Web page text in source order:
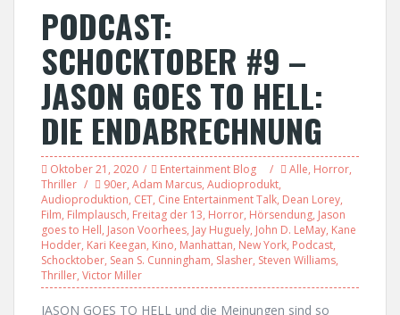
PODCAST:
SCHOCKTOBER #9 –
JASON GOES TO HELL:
DIE ENDABRECHNUNG
Oktober 21, 2020 Entertainment Blog Alle, Horror,
Thriller
90er, Adam Marcus, Audioprodukt,
Audioproduktion, CET, Cine Entertainment Talk, Dean Lorey,
Film, Filmplausch, Freitag der 13, Horror, Hörsendung, Jason
goes to Hell, Jason Voorhees, Jay Huguely, John D. LeMay, Kane
Hodder, Kari Keegan, Kino, Manhattan, New York, Podcast,
Schocktober, Sean S. Cunningham, Slasher, Steven Williams,
Thriller, Victor Miller
JASON GOES TO HELL und die Meinungen sind so